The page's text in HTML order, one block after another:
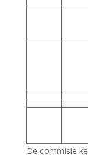
De commisie